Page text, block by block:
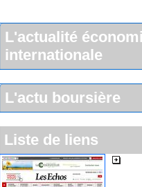
L'actualité
internationale
L'actu boursière
Liste de liens